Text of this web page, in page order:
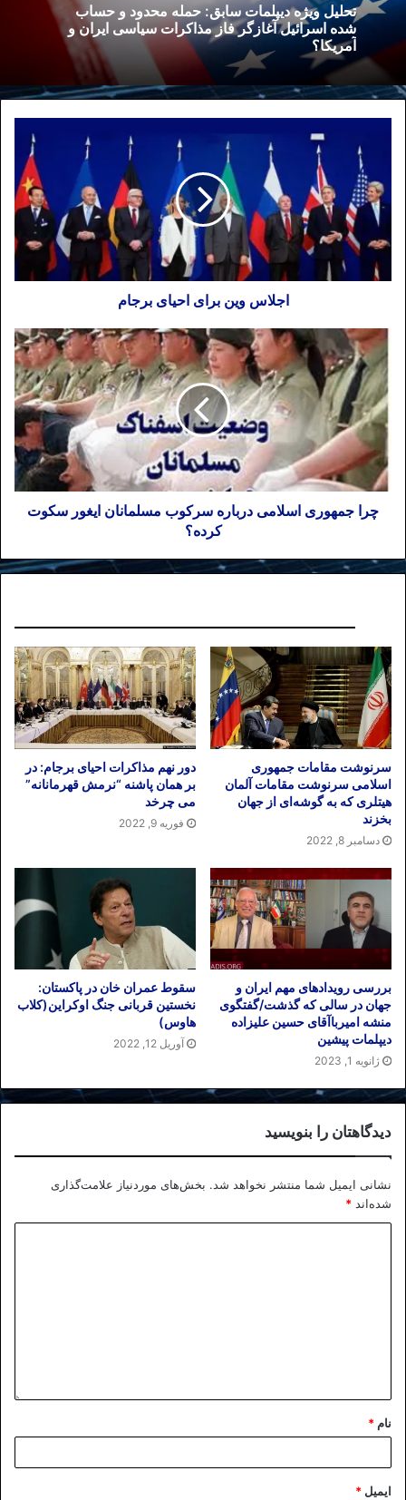
تحلیل ویژه دیپلمات سابق: حمله محدود و حساب
شده اسرائیل آغازگر فاز مذاکرات سیاسی ایران و
آمریکا؟
اجلاس وین برای احیای برجام
چرا جمهوری اسلامی درباره سرکوب مسلمانان ایغور سکوت
کرده؟
سرنوشت مقامات‌ جمهوری
اسلامی سرنوشت مقامات آلمان
هیتلری که به گوشه‌ای از جهان
بخزند
دسامبر 8, 2022
دور نهم مذاکرات احیای برجام: در
بر همان پاشنه “نرمش قهرمانانه”
می چرخد
فوریه 9, 2022
بررسی رویدادهای مهم ایران و
جهان در سالی که گذشت/گفتگوی
منشه امیرباآقای حسین علیزاده
دیپلمات پیشین
ژانویه 1, 2023
سقوط عمران خان در پاکستان:
نخستین قربانی جنگ اوکراین(کلاب
هاوس)
آوریل 12, 2022
دیدگاهتان را بنویسید
نشانی ایمیل شما منتشر نخواهد شد. بخش‌های موردنیاز علامت‌گذاری
شده‌اند *
نام *
ایمیل *